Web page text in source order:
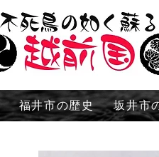
福井市の歴史 坂井市